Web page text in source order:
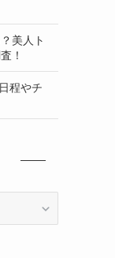
美人ト
！
程やチ